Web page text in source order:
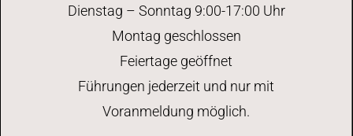
Dienstag – Sonntag 9:00-17:00 Uhr
Montag geschlossen
Feiertage geöffnet
Führungen jederzeit und nur mit
Voranmeldung möglich.